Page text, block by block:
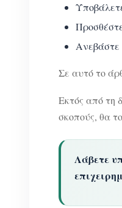
Ανεβάστε
Σε αυτό το
Εκτός από τη
σκοπούς, θα
Λάβετε